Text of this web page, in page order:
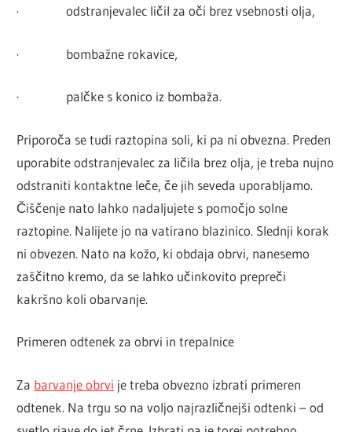
· odstranjevalec ličil za oči brez vsebnosti olja,
· bombažne rokavice,
· palčke s konico iz bombaža.
Priporoča se tudi raztopina soli, ki pa ni obvezna. Preden
uporabite odstranjevalec za ličila brez olja, je treba nujno
odstraniti kontaktne leče, če jih seveda uporabljamo.
Čiščenje nato lahko nadaljujete s pomočjo solne
raztopine. Nalijete jo na vatirano blazinico. Slednji korak
ni obvezen. Nato na kožo, ki obdaja obrvi, nanesemo
zaščitno kremo, da se lahko učinkovito prepreči
kakršno koli obarvanje.
Primeren odtenek za obrvi in trepalnice
Za barvanje obrvi je treba obvezno izbrati primeren
odtenek. Na trgu so na voljo najrazličnejši odtenki – od